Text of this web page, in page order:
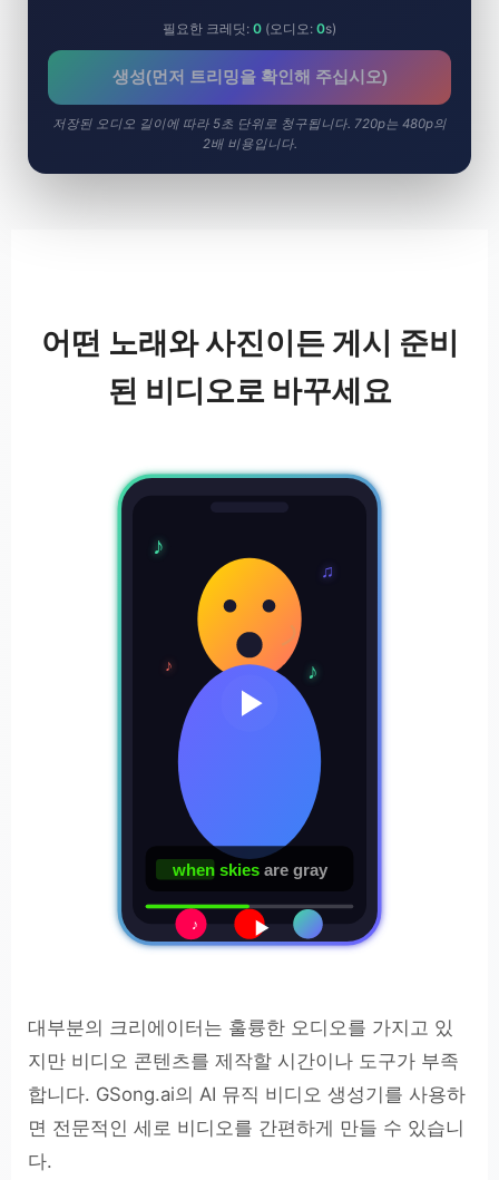
필요한 크레딧: 0 (오디오: 0s)
생성(먼저 트리밍을 확인해 주십시오)
저장된 오디오 길이에 따라 5초 단위로 청구됩니다. 720p는 480p의
2배 비용입니다.
어떤 노래와 사진이든 게시 준비
된 비디오로 바꾸세요
대부분의 크리에이터는 훌륭한 오디오를 가지고 있
지만 비디오 콘텐츠를 제작할 시간이나 도구가 부족
합니다. GSong.ai의 AI 뮤직 비디오 생성기를 사용하
면 전문적인 세로 비디오를 간편하게 만들 수 있습니
다.
♪
♫
♪
when skiesare gray
♪